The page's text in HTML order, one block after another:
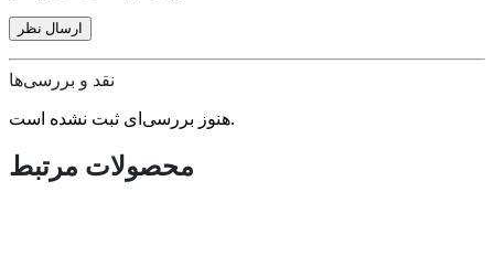
نقد و بررسی‌ها
هنوز بررسی‌ای ثبت نشده است.
محصولات مرتبط